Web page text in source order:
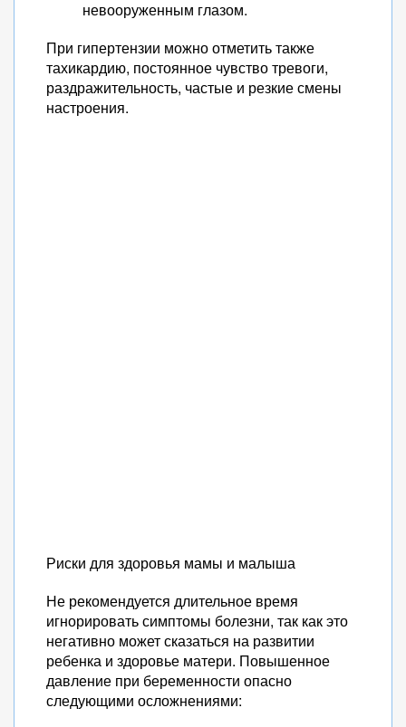
невооруженным глазом.
При гипертензии можно отметить также
тахикардию, постоянное чувство тревоги,
раздражительность, частые и резкие смены
настроения.
Риски для здоровья мамы и малыша
Не рекомендуется длительное время
игнорировать симптомы болезни, так как это
негативно может сказаться на развитии
ребенка и здоровье матери. Повышенное
давление при беременности опасно
следующими осложнениями: